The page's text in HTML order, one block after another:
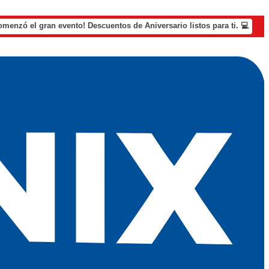
el gran evento! Descuentos de Aniversario listos para ti. 💻